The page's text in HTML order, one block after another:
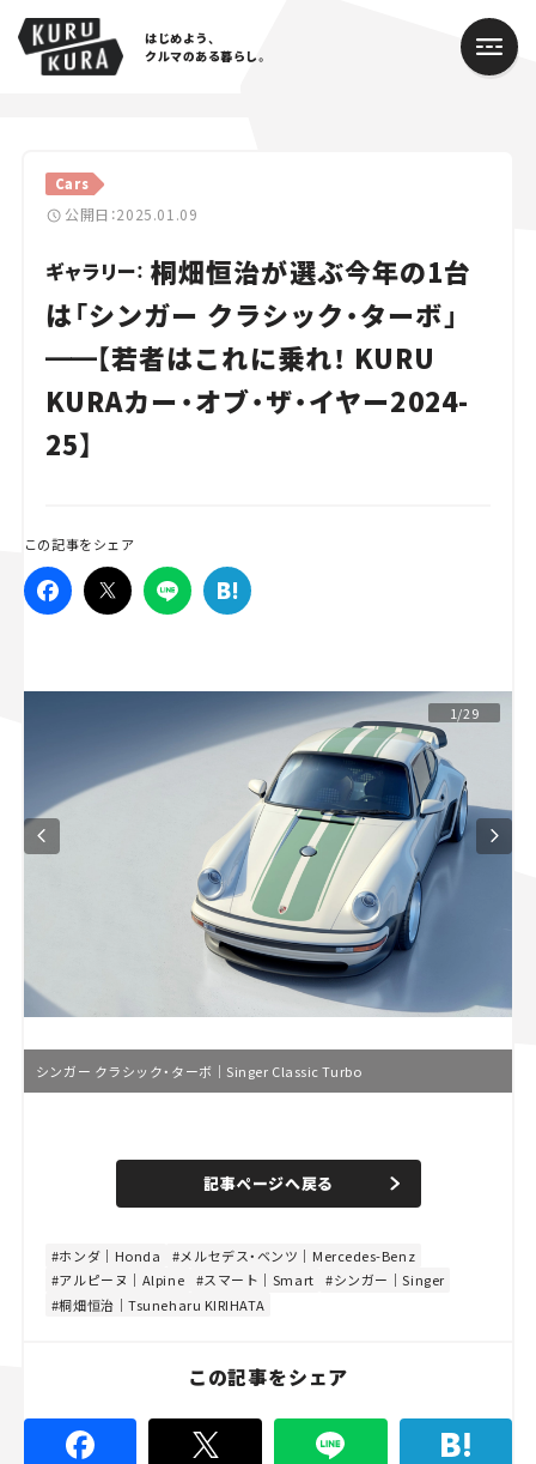
はじめよう、
クルマのある暮らし。
Cars
公開日：2025.01.09
ギャラリー： 桐畑恒治が選ぶ今年の1台
は「シンガー クラシック・ターボ」
━━【若者はこれに乗れ！ KURU
KURAカー・オブ・ザ・イヤー2024-
25】
この記事をシェア
1/29
シンガー クラシック・ターボ｜Singer Classic Turbo
n
e
d
4
4
記事ページへ戻る
ホンダ｜Honda
メルセデス・ベンツ｜Mercedes-Benz
アルピーヌ｜Alpine
スマート｜Smart
シンガー｜Singer
桐畑恒治｜Tsuneharu KIRIHATA
この記事をシェア
Cars
Lifestyle
Traffic
Special
Series
スズキ ジムニー｜Suzuki Jimny
マツダ｜Mazda
マツダ ロードスター｜Mazda Roadster